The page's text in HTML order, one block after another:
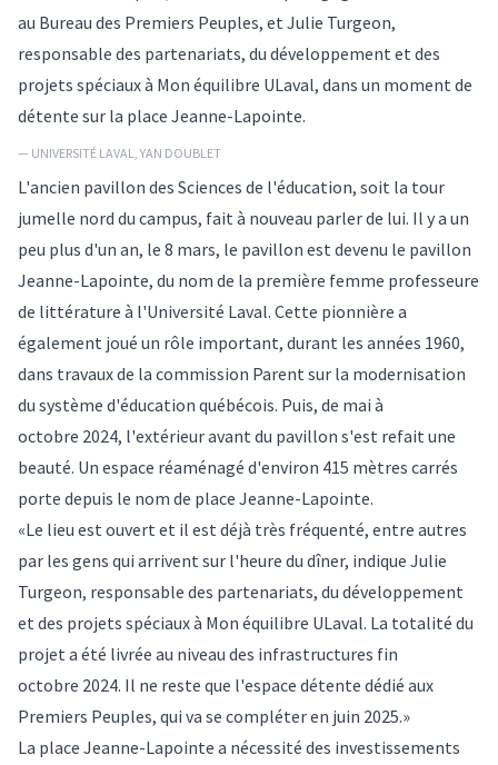
au Bureau des Premiers Peuples, et Julie Turgeon,
responsable des partenariats, du développement et des
projets spéciaux à Mon équilibre ULaval, dans un moment de
détente sur la place Jeanne-Lapointe.
— UNIVERSITÉ LAVAL, YAN DOUBLET
L'ancien pavillon des Sciences de l'éducation, soit la tour
jumelle nord du campus, fait à nouveau parler de lui. Il y a un
peu plus d'un an, le 8 mars, le pavillon est devenu le pavillon
Jeanne-Lapointe, du nom de la première femme professeure
de littérature à l'Université Laval. Cette pionnière a
également joué un rôle important, durant les années 1960,
dans travaux de la commission Parent sur la modernisation
du système d'éducation québécois. Puis, de mai à
octobre 2024, l'extérieur avant du pavillon s'est refait une
beauté. Un espace réaménagé d'environ 415 mètres carrés
porte depuis le nom de place Jeanne-Lapointe.
«Le lieu est ouvert et il est déjà très fréquenté, entre autres
par les gens qui arrivent sur l'heure du dîner, indique Julie
Turgeon, responsable des partenariats, du développement
et des projets spéciaux à Mon équilibre ULaval. La totalité du
projet a été livrée au niveau des infrastructures fin
octobre 2024. Il ne reste que l'espace détente dédié aux
Premiers Peuples, qui va se compléter en juin 2025.»
La place Jeanne-Lapointe a nécessité des investissements